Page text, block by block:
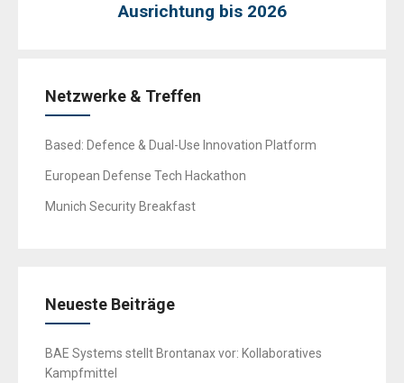
Ausrichtung bis 2026
Netzwerke & Treffen
Based: Defence & Dual-Use Innovation Platform
European Defense Tech Hackathon
Munich Security Breakfast
Neueste Beiträge
BAE Systems stellt Brontanax vor: Kollaboratives
Kampfmittel